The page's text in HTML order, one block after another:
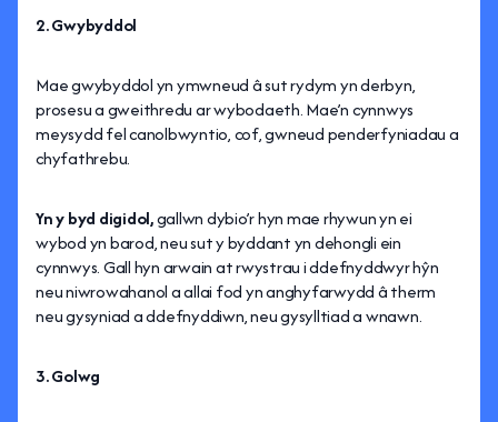
2. Gwybyddol
Mae gwybyddol yn ymwneud â sut rydym yn derbyn,
prosesu a gweithredu ar wybodaeth. Mae’n cynnwys
meysydd fel canolbwyntio, cof, gwneud penderfyniadau a
chyfathrebu.
Yn y byd digidol,gallwn dybio’r hyn mae rhywun yn ei
wybod yn barod, neu sut y byddant yn dehongli ein
cynnwys. Gall hyn arwain at rwystrau i ddefnyddwyr hŷn
neu niwrowahanol a allai fod yn anghyfarwydd â therm
neu gysyniad a ddefnyddiwn, neu gysylltiad a wnawn.
3. Golwg